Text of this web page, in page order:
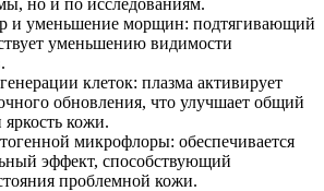
и уменьшение морщин: подтягивающий
уменьшению видимости
клеток: плазма активирует
обновления, что улучшает общий
кожи.
микрофлоры: обеспечивается
эффект, способствующий
проблемной кожи.